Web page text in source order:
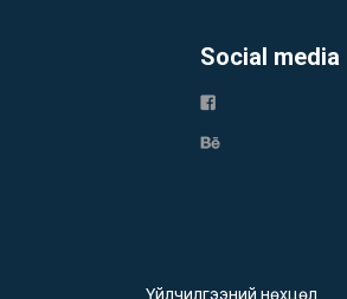
Social media
Үйлчилгээний нөхцөл